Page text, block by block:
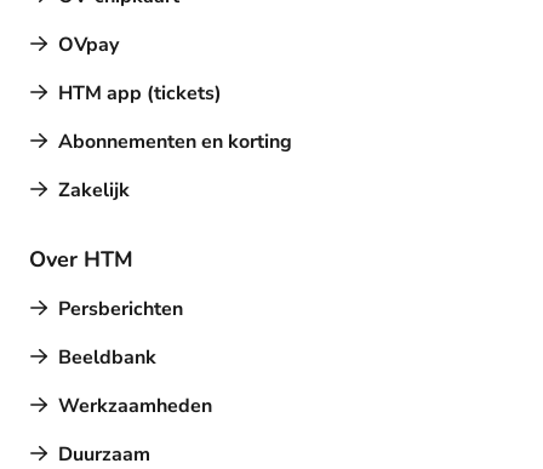
OVpay
HTM app (tickets)
Abonnementen en korting
Zakelijk
Over HTM
Persberichten
Beeldbank
Werkzaamheden
Duurzaam